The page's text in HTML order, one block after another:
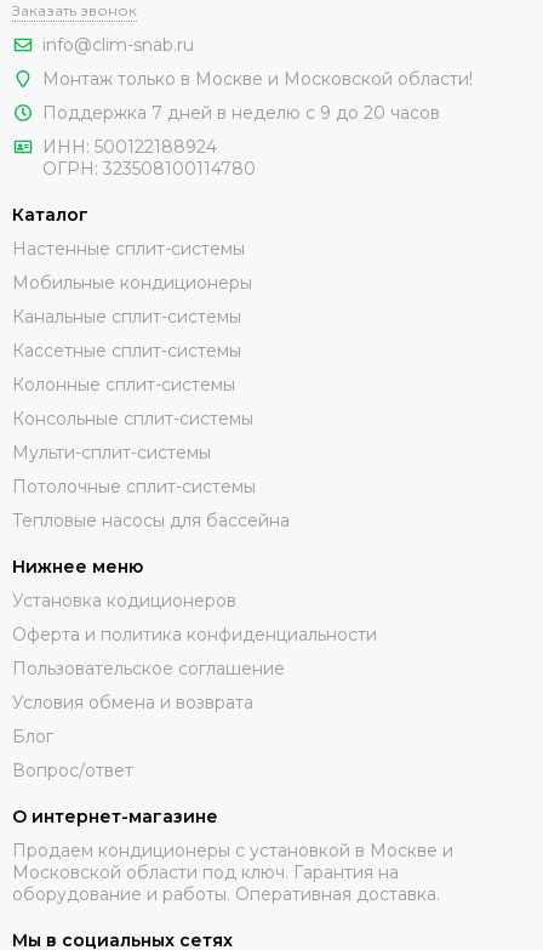
Заказать звонок
info@clim-snab.ru
Монтаж только в Москве и Московской области!
Поддержка 7 дней в неделю с 9 до 20 часов
ИНН: 500122188924
ОГРН: 323508100114780
Каталог
Настенные сплит-системы
Мобильные кондиционеры
Канальные сплит-системы
Кассетные сплит-системы
Колонные сплит-системы
Консольные сплит-системы
Мульти-сплит-системы
Потолочные сплит-системы
Тепловые насосы для бассейна
Нижнее меню
Установка кодиционеров
Оферта и политика конфиденциальности
Пользовательское соглашение
Условия обмена и возврата
Блог
Вопрос/ответ
О интернет-магазине
Продаем кондиционеры с установкой в Москве и
Московской области под ключ. Гарантия на
оборудование и работы. Оперативная доставка.
Мы в социальных сетях